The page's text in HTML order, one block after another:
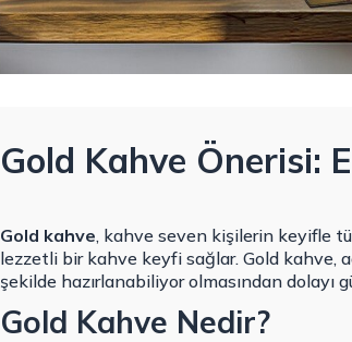
Gold Kahve Önerisi:
Gold kahve, kahve seven kişilerin keyifle
lezzetli bir kahve keyfi sağlar. Gold kahve,
şekilde hazırlanabiliyor olmasından
Gold Kahve Nedir?